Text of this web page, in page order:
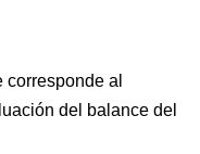
al
del balance del